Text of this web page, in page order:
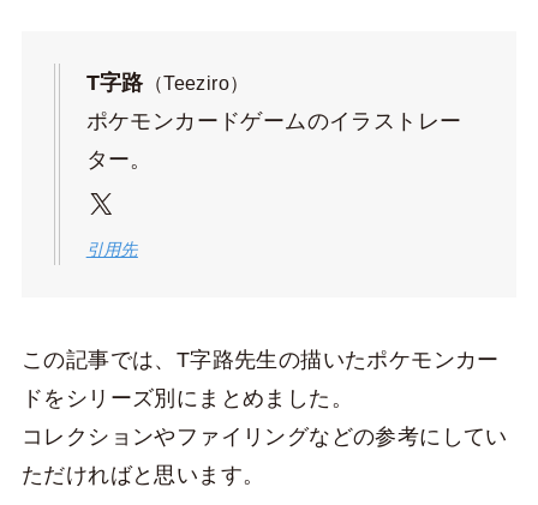
T字路 （Teeziro）
ポケモンカードゲームのイラストレー
ター。
X
引用先
この記事では、T字路先生の描いたポケモンカー
ドをシリーズ別にまとめました。
コレクションやファイリングなどの参考にしてい
ただければと思います。